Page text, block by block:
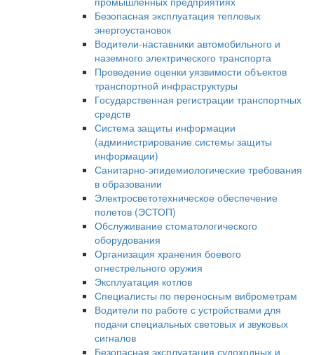
Безопасная эксплуатация тепловых
энергоустановок
Водители-наставники автомобильного и
наземного электрического транспорта
Проведение оценки уязвимости объектов
транспортной инфраструктуры
Государственная регистрации транспортных
средств
Система защиты информации
(администрирование системы защиты
информации)
Санитарно-эпидемиологические требования
в образовании
Электросветотехническое обеспечение
полетов (ЭСТОП)
Обслуживание стоматологического
оборудования
Организация хранения боевого
огнестрельного оружия
Эксплуатация котлов
Специалисты по переносным виброметрам
Водители по работе с устройствами для
подачи специальных световых и звуковых
сигналов
Безопасная эксплуатация судоходных и